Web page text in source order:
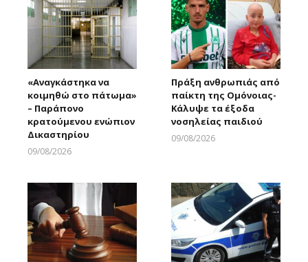
«Αναγκάστηκα να
κοιμηθώ στο πάτωμα»
– Παράπονο
κρατούμενου ενώπιον
Δικαστηρίου
09/08/2026
Πράξη ανθρωπιάς από
παίκτη της Ομόνοιας-
Κάλυψε τα έξοδα
νοσηλείας παιδιού
09/08/2026